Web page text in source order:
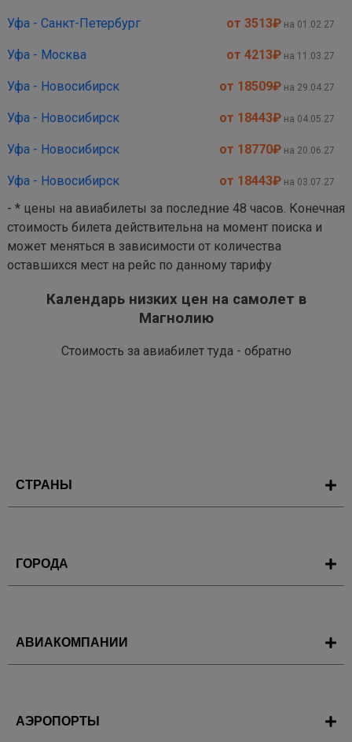
Уфа - Санкт-Петербург от 3513₽ на 01.02.27
Уфа - Москва от 4213₽ на 11.03.27
Уфа - Новосибирск от 18509₽ на 29.04.27
Уфа - Новосибирск от 18443₽ на 04.05.27
Уфа - Новосибирск от 18770₽ на 20.06.27
Уфа - Новосибирск от 18443₽ на 03.07.27
- * цены на авиабилеты за последние 48 часов. Конечная
стоимость билета действительна на момент поиска и
может меняться в зависимости от количества
оставшихся мест на рейс по данному тарифу
Календарь низких цен на самолет в
Магнолию
Стоимость за авиабилет туда - обратно
СТРАНЫ
ГОРОДА
АВИАКОМПАНИИ
АЭРОПОРТЫ